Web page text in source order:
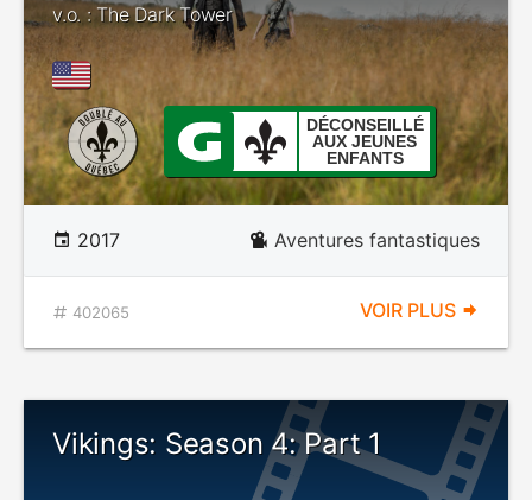
v.o. : The Dark Tower
DÉCONSEILLÉ
AUX JEUNES
ENFANTS
2017 Aventures fantastiques
402065 VOIR PLUS
Vikings: Season 4: Part 1